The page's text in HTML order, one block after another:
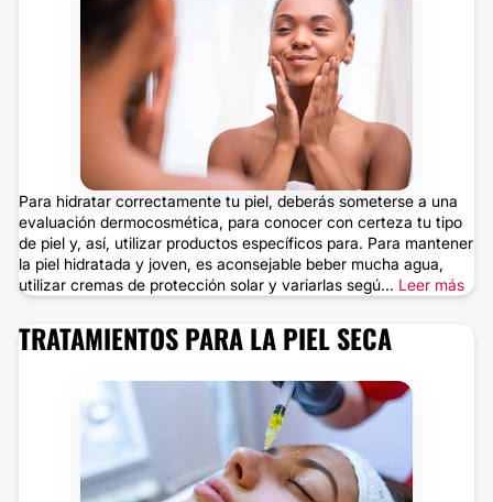
Para hidratar correctamente tu piel, deberás someterse a una
evaluación dermocosmética, para conocer con certeza tu tipo
de piel y, así, utilizar productos específicos para. Para mantener
la piel hidratada y joven, es aconsejable beber mucha agua,
utilizar cremas de protección solar y variarlas segú... Leer más
TRATAMIENTOS PARA LA PIEL SECA